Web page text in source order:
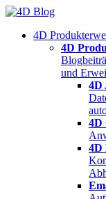
Skip
content4D
4D
und
4D
4D
4D